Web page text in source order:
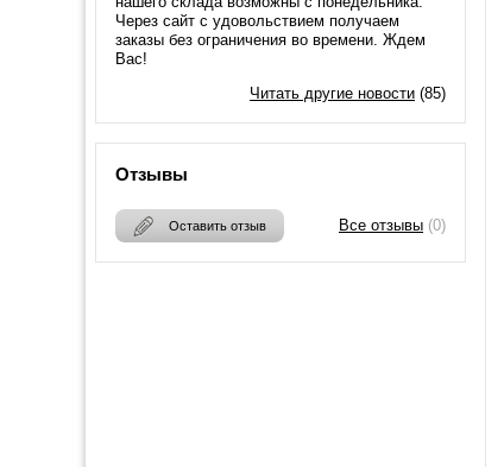
Через сайт с удовольствием получаем
заказы без ограничения во времени. Ждем
Вас!
Читать другие новости (85)
Отзывы
Оставить отзыв Все отзывы (0)